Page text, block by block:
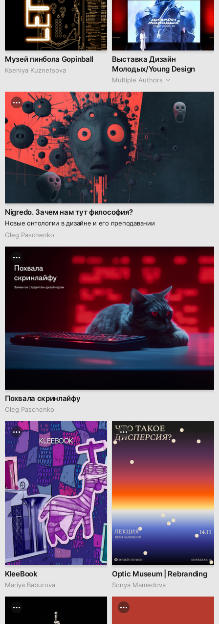
Музей пинбола Gopinball
Kseniya Kuznetsova
Nigredo. Зачем нам тут философия?
Новые онтологии в дизайне и его преподавании
Oleg Paschenko
Выставка Дизайн
Молодых/Young Design
Multiple Authors
Похвала скринлайфу
Oleg Paschenko
KleeBook
Mariya Baburova
Optic Museum | Rebranding
Sonya Mamedova